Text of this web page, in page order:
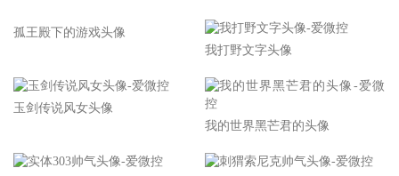
孤王殿下的游戏头像
我打野文字头像
玉剑传说风女头像
我的世界黑芒君的头像